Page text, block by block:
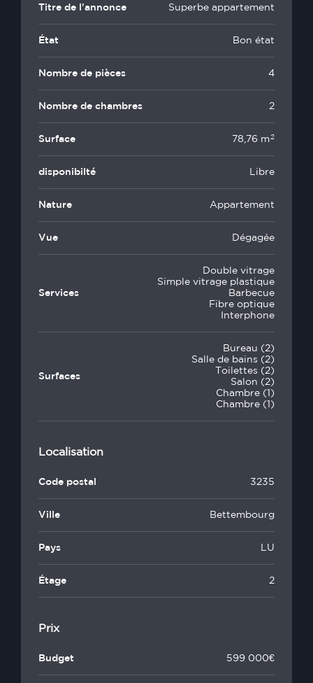
Titre de l'annonce Superbe appartement
État Bon état
Nombre de pièces 4
Nombre de chambres 2
Surface 78,76 m2
disponibilté Libre
Nature Appartement
Vue Dégagée
Services
Double vitrage
Simple vitrage plastique
Barbecue
Fibre optique
Interphone
Surfaces
Bureau (2)
Salle de bains (2)
Toilettes (2)
Salon (2)
Chambre (1)
Chambre (1)
Localisation
Code postal 3235
Ville Bettembourg
Pays LU
Étage 2
Prix
Budget 599 000€